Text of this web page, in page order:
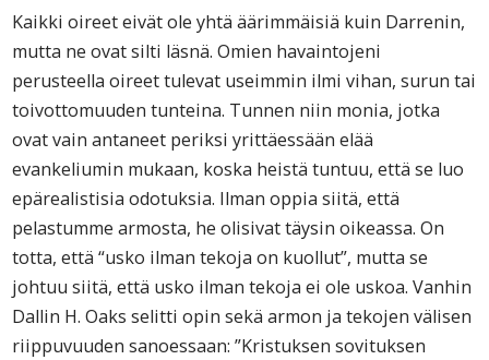
Kaikki oireet eivät ole yhtä äärimmäisiä kuin Darrenin,
mutta ne ovat silti läsnä. Omien havaintojeni
perusteella oireet tulevat useimmin ilmi vihan, surun tai
toivottomuuden tunteina. Tunnen niin monia, jotka
ovat vain antaneet periksi yrittäessään elää
evankeliumin mukaan, koska heistä tuntuu, että se luo
epärealistisia odotuksia. Ilman oppia siitä, että
pelastumme armosta, he olisivat täysin oikeassa. On
totta, että “usko ilman tekoja on kuollut”, mutta se
johtuu siitä, että usko ilman tekoja ei ole uskoa. Vanhin
Dallin H. Oaks selitti opin sekä armon ja tekojen välisen
riippuvuuden sanoessaan: ”Kristuksen sovituksen